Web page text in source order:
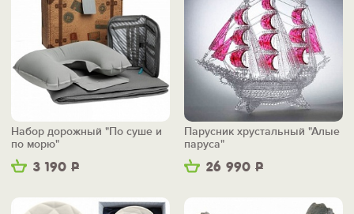
3 190 Р
Набор дорожный "По суше и
по морю"
26 990 Р
Парусник хрустальный "Алые
паруса"